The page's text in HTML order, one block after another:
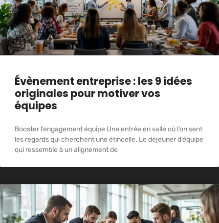
Évènement entreprise : les 9 idées
originales pour motiver vos
équipes
Booster l’engagement équipe Une entrée en salle où l’on sent
les regards qui cherchent une étincelle. Le déjeuner d’équipe
qui ressemble à un alignement de